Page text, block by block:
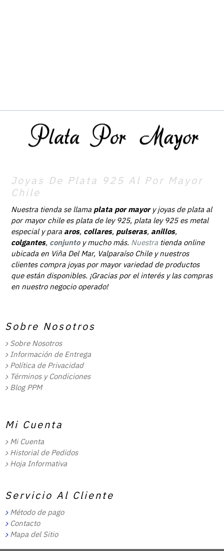
Joyas De Plata 925 Al Por Mayor
Chile
Nuestra tienda se llama plata por mayory joyas de plata al
por mayor chile es plata de ley 925, plata ley 925 es metal
especial y para aros, collares, pulseras, anillos,
colgantes, conjunto y mucho más. Nuestra tienda online
ubicada en Viña Del Mar, Valparaíso Chile y nuestros
clientes compra joyas por mayor variedad de productos
que están disponibles. ¡Gracias por el interés y las compras
en nuestro negocio operado!
Sobre Nosotros
Sobre Nosotros
Información de Entrega
Política de Privacidad
Términos y Condiciones
Blog PPM
Mi Cuenta
Mi Cuenta
Historial de Pedidos
Hoja Informativa
Servicio Al Cliente
Método de pago
Contacto
Mapa del Sitio